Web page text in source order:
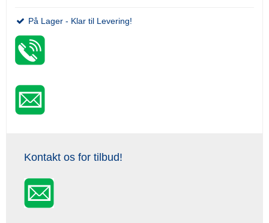
På Lager - Klar til Levering!
Kontakt os for tilbud!